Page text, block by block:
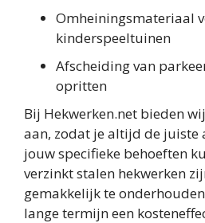
Omheiningsmateriaal
kinderspeeltuinen
Afscheiding van
opritten
Bij Hekwerken.net bieden
aan, zodat je altijd de juiste
jouw specifieke behoeften
verzinkt stalen hekwerken
gemakkelijk te
lange termijn een